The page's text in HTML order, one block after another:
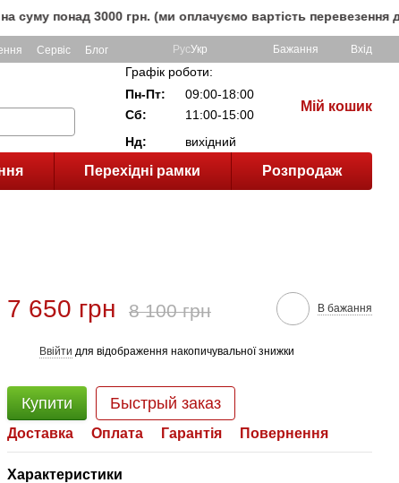
3000 грн. (ми оплачуємо вартість перевезення до
Сервіс Блог РусУкр Бажання Вхід
Графік роботи:
Пн-Пт:
09:00-18:00
Сб:
11:00-15:00
Нд:
вихідний
Мій кошик
Перехідні рамки Розпродаж
7 650 грн 8 100 грн В бажання
Ввійти для відображення накопичувальної знижки
Купити Быстрый заказ
Доставка Оплата Гарантія Повернення
Характеристики